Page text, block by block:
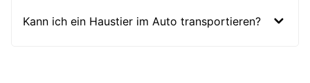
Kann ich ein Haustier im Auto transportieren?